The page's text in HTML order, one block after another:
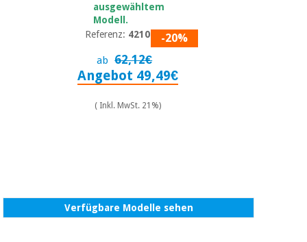
ausgewähltem
Modell.
Referenz: 4210-01-20%
ab 62,12€
Angebot 49,49€
( Inkl. MwSt. 21%)
Verfügbare Modelle sehen